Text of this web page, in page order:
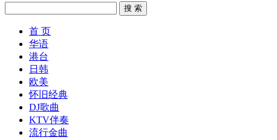
搜 索
首 页
华语
港台
日韩
欧美
怀旧经典
DJ歌曲
KTV伴奏
流行金曲